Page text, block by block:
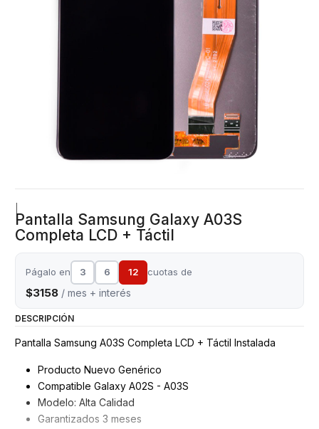
Pantalla Samsung Galaxy A03S
Completa LCD + Táctil
Págalo en 3 6 12 cuotas de
$3158 / mes + interés
DESCRIPCIÓN
Pantalla Samsung A03S Completa LCD + Táctil Instalada
Producto Nuevo Genérico
Compatible Galaxy A02S - A03S
Modelo: Alta Calidad
Garantizados 3 meses